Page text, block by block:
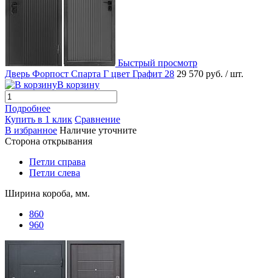
Быстрый просмотр
Дверь Форпост Спарта Г цвет Графит 28 29 570 руб. / шт.
В корзину
Подробнее
Купить в 1 клик Сравнение
В избранное Наличие уточните
Сторона открывания
Петли справа
Петли слева
Ширина короба, мм.
860
960